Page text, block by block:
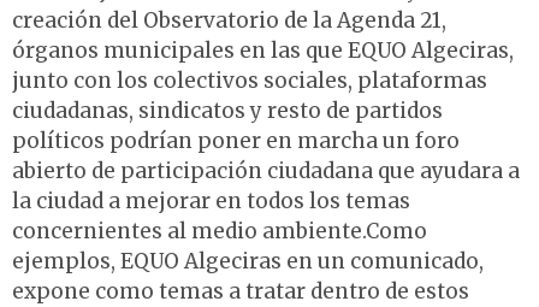
creación del Observatorio de la Agenda 21,
órganos municipales en las que EQUO Algeciras,
junto con los colectivos sociales, plataformas
ciudadanas, sindicatos y resto de partidos
políticos podrían poner en marcha un foro
abierto de participación ciudadana que ayudara a
la ciudad a mejorar en todos los temas
concernientes al medio ambiente.Como
ejemplos, EQUO Algeciras en un comunicado,
expone como temas a tratar dentro de estos